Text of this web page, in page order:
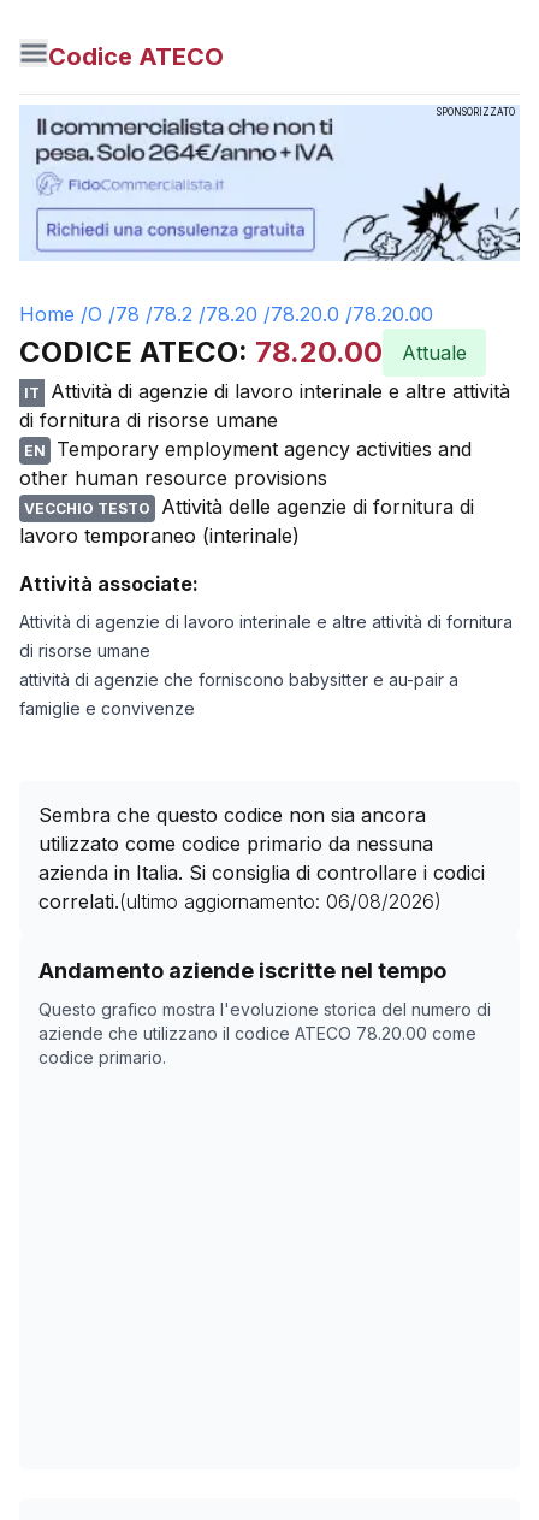
Codice ATECO
SPONSORIZZATO
Home /O /78 /78.2 /78.20 /78.20.0 /78.20.00
CODICE ATECO: 78.20.00 Attuale
IT
Attività di agenzie di lavoro interinale e altre attività
di fornitura di risorse umane
EN
Temporary employment agency activities and
other human resource provisions
VECCHIO TESTO
Attività delle agenzie di fornitura di
lavoro temporaneo (interinale)
Attività associate:
Attività di agenzie di lavoro interinale e altre attività di fornitura
di risorse umane
attività di agenzie che forniscono babysitter e au-pair a
famiglie e convivenze
Sembra che questo codice non sia ancora
utilizzato come codice primario da nessuna
azienda in Italia. Si consiglia di controllare i codici
correlati.(ultimo aggiornamento: 06/08/2026)
Andamento aziende iscritte nel tempo
Questo grafico mostra l'evoluzione storica del numero di
aziende che utilizzano il codice ATECO 78.20.00 come
codice primario.
Storico numero di aziende con codice ATECO
Data rilevazione
18/04/2025
0
07/11/2025